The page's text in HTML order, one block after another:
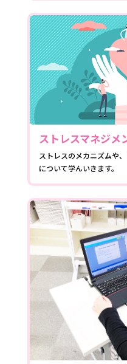
ストレスマネジメ
ストレスのメカニズムや
について学んいきます。